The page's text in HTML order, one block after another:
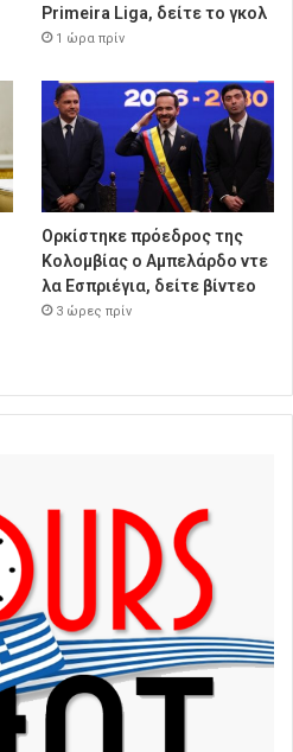
Primeira Liga, δείτε το γκολ
1 ώρα πρίν
Ορκίστηκε πρόεδρος της
Κολομβίας ο Αμπελάρδο ντε
λα Εσπριέγια, δείτε βίντεο
3 ώρες πρίν